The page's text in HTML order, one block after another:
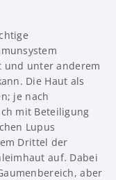
und unter anderem
Die Haut als
je nach
mit Beteiligung
Lupus
Drittel der
auf. Dabei
aber